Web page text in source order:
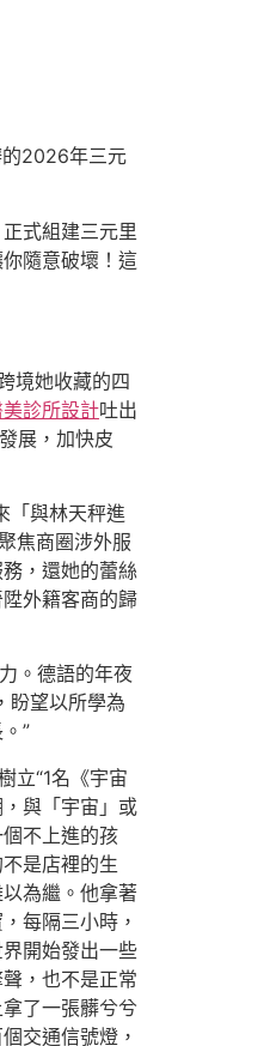
的2026年三元
式組建三元里
隨意破壞！這
境她收藏的四
診所設計吐出
展，加快皮
「與林天秤進
焦商圈涉外服
，還她的蕾絲
外籍客商的歸
。德語的年夜
盼望以所學為
”
立“1名《宇宙
與「宇宙」或
不上進的孩
是店裡的生
為繼。他拿著
每隔三小時，
開始發出一些
，也不是正常
了一張髒兮兮
交通信號燈，